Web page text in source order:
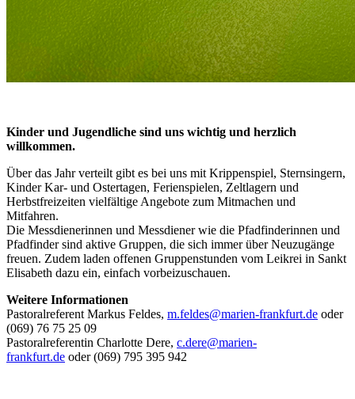
Kinder und Jugendliche sind uns wichtig und herzlich
willkommen.
Über das Jahr verteilt gibt es bei uns mit Krippenspiel, Sternsingern,
Kinder Kar- und Ostertagen, Ferienspielen, Zeltlagern und
Herbstfreizeiten vielfältige Angebote zum Mitmachen und
Mitfahren.
Die Messdienerinnen und Messdiener wie die Pfadfinderinnen und
Pfadfinder sind aktive Gruppen, die sich immer über Neuzugänge
freuen. Zudem laden offenen Gruppenstunden vom Leikrei in Sankt
Elisabeth dazu ein, einfach vorbeizuschauen.
Weitere Informationen
Pastoralreferent Markus Feldes, m.feldes@marien-frankfurt.de oder
(069) 76 75 25 09
Pastoralreferentin Charlotte Dere, c.dere@marien-
frankfurt.de oder (069) 795 395 942